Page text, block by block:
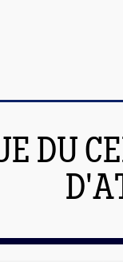
DU